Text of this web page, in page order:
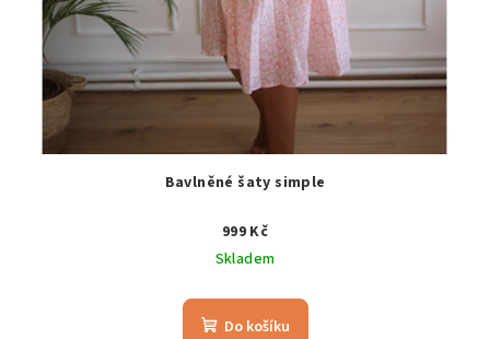
Bavlněné šaty simple
999 Kč
Skladem
Do košíku